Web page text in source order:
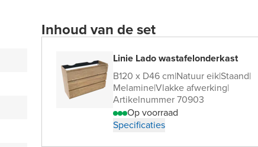
Inhoud van de set
Linie Lado wastafelonderkast
B120 x D46 cm|Natuur eik|Staand|
Melamine|Vlakke afwerking|
Artikelnummer 70903
Op voorraad
Specificaties